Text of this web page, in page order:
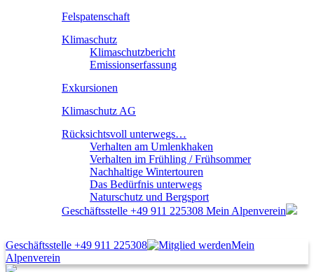
Felspatenschaft
Klimaschutz
Klimaschutzbericht
Emissionserfassung
Exkursionen
Klimaschutz AG
Rücksichtsvoll unterwegs…
Verhalten am Umlenkhaken
Verhalten im Frühling / Frühsommer
Nachhaltige Wintertouren
Das Bedürfnis unterwegs
Naturschutz und Bergsport
Geschäftsstelle +49 911 225308 Mein Alpenverein
Geschäftsstelle +49 911 225308
Mein
Alpenverein